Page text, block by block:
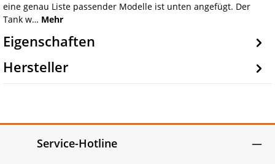
eine genau Liste passender Modelle ist unten angefügt. Der
Tank w… Mehr
Eigenschaften
Hersteller
Service-Hotline